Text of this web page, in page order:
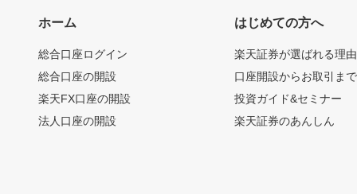
ホーム
総合口座ログイン
総合口座の開設
楽天FX口座の開設
法人口座の開設
はじめての方へ
楽天証券が選ばれる理由
口座開設からお取引ま
投資ガイド&セミナー
楽天証券のあんしん